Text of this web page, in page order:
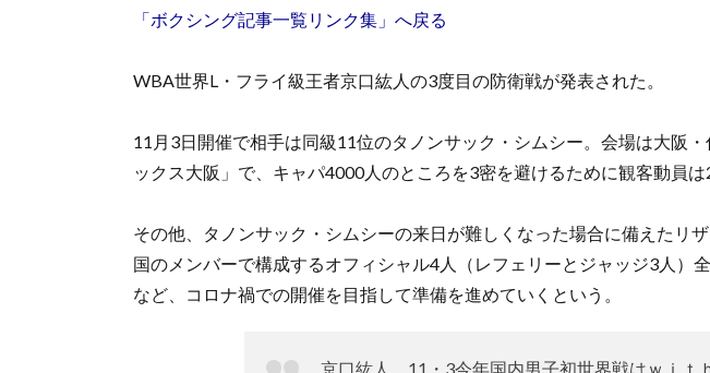
「ボクシング記事一覧リンク集」へ戻る
WBA世界L・フライ級王者京口紘人の3度目の防衛戦が発表された。
11月3日開催で相手は同級11位のタノンサック・シムシー。会場は大阪
ックス大阪」で、キャパ4000人のところを3密を避けるために観客動員は
その他、タノンサック・シムシーの来日が難しくなった場合に備えたリ
国のメンバーで構成するオフィシャル4人（レフェリーとジャッジ3人）
など、コロナ禍での開催を目指して準備を進めていくという。
京口紘人、11・3今年国内男子初世界戦はｗｉｔ